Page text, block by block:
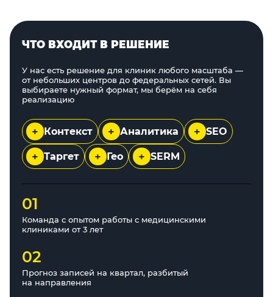
ЧТО ВХОДИТ В РЕШЕНИЕ
У нас есть решение для клиник любого масштаба —
от небольших центров до федеральных сетей. Вы
выбираете нужный формат, мы берём на себя
реализацию
+ Контекст + Аналитика + SEO
+ Таргет + Гео + SERM
01
Команда с опытом работы с медицинскими
клиниками от 3 лет
02
Прогноз записей на квартал, разбитый
на направления